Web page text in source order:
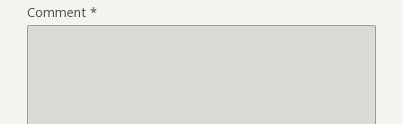
Comment *